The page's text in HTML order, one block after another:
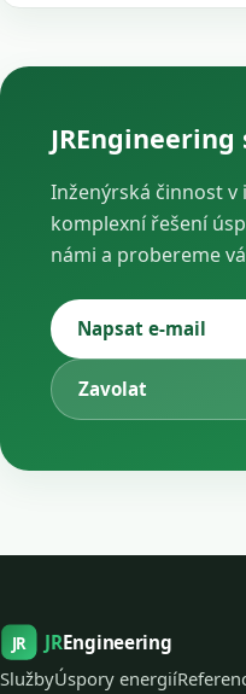
JREngineering
Inženýrská činnost v
komplexní řešení
námi a probereme
Napsat e-mail
Zavolat
JR JREngineering
SlužbyÚspory energií